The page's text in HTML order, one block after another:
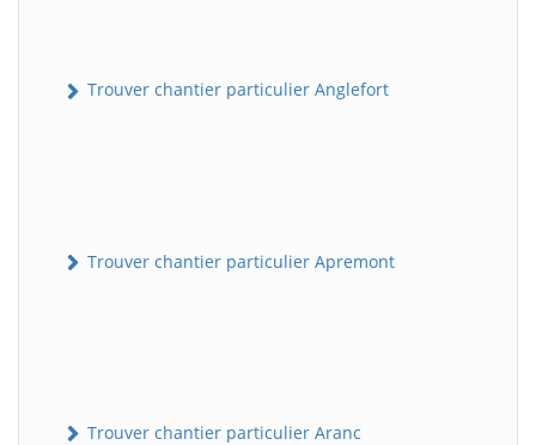
Trouver chantier particulier Anglefort
Trouver chantier particulier Apremont
Trouver chantier particulier Aranc